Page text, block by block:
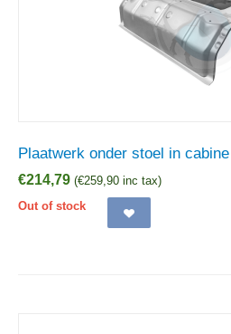
Plaatwerk onder stoel in
€214,79 (€259,90 inc tax)
Out of stock